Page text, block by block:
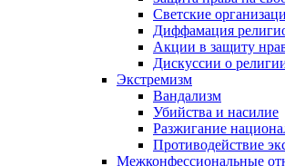
Светские
Диффамация
Акции в защиту
Дискуссии о
Экстремизм
Вандализм
Убийства и насилие
Разжигание
Противодействие
Межконфессиональные